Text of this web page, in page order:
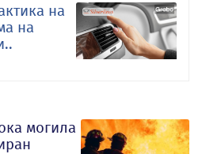
на
на
могила